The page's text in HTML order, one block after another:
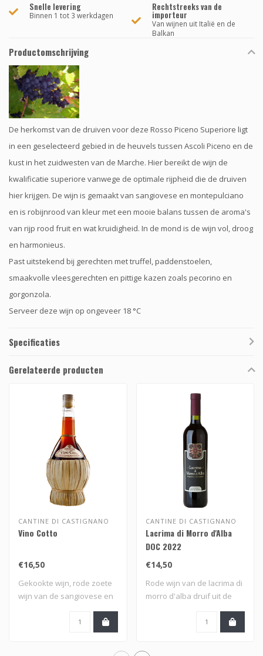
Snelle levering
Binnen 1 tot 3 werkdagen
Rechtstreeks van de
importeur
Van wijnen uit Italië en de
Balkan
Productomschrijving
De herkomst van de druiven voor deze Rosso Piceno Superiore ligt
in een geselecteerd gebied in de heuvels tussen Ascoli Piceno en de
kust in het zuidwesten van de Marche. Hier bereikt de wijn de
kwalificatie superiore vanwege de optimale rijpheid die de druiven
hier krijgen. De wijn is gemaakt van sangiovese en montepulciano
en is robijnrood van kleur met een mooie balans tussen de aroma's
van rijp rood fruit en wat kruidigheid. In de mond is de wijn vol, droog
en harmonieus.
Past uitstekend bij gerechten met truffel, paddenstoelen,
smaakvolle vleesgerechten en pittige kazen zoals pecorino en
gorgonzola.
Serveer deze wijn op ongeveer 18 °C
Specificaties
Gerelateerde producten
CANTINE DI CASTIGNANO
Vino Cotto
€16,50
Gekookte wijn, rode zoete
wijn van de sangiovese en
CANTINE DI CASTIGNANO
Lacrima di Morro d'Alba
DOC 2022
€14,50
Rode wijn van de lacrima di
morro d'alba druif uit de